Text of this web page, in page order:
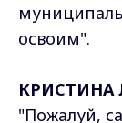
освоим".
КРИСТИНА
"Пожалуй,